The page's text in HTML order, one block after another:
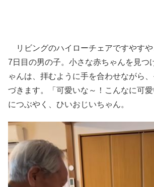
リビングのハイローチェアですやす
7日目の男の子。小さな赤ちゃんを見つ
ゃんは、拝むように手を合わせながら
づきます。「可愛いな～！こんなに可
につぶやく、ひいおじいちゃん。